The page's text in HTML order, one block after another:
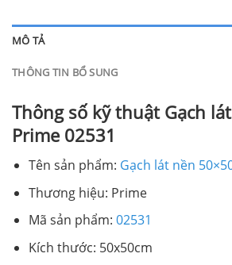
MÔ TẢ
THÔNG TIN BỔ SUNG
Thông số kỹ thuật Gạch
Prime 02531
Tên sản phẩm: Gạch lát nền
Thương hiệu: Prime
Mã sản phẩm: 02531
Kích thước: 50x50cm